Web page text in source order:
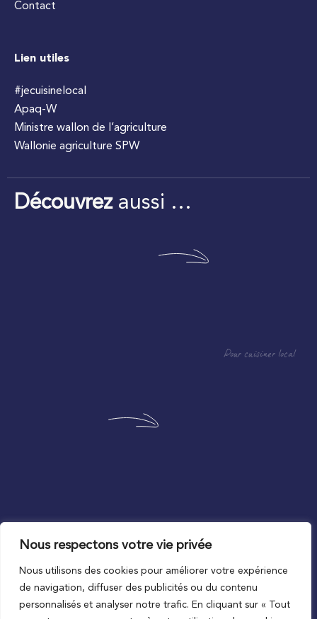
Nous respectons votre vie privée
Nous utilisons des cookies pour améliorer votre expérience
de navigation, diffuser des publicités ou du contenu
personnalisés et analyser notre trafic. En cliquant sur « Tout
Contact
Lien utiles
#jecuisinelocal
Apaq-W
Ministre wallon de l’agriculture
Wallonie agriculture SPW
Découvrezaussi …
Pour cuisiner local
Au plus proche du local